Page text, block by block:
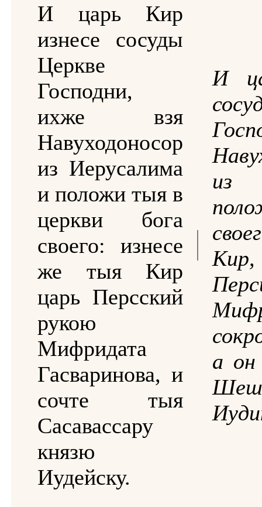
И царь Кир
изнесе сосуды
Церкве
Господни,
ихже взя
Навуходоносор
из Иерусалима
и положи тыя в
церкви бога
своего: изнесе
же тыя Кир
царь Персский
рукою
Мифридата
Гасваринова, и
сочте тыя
Сасавассару
князю
Иудейску.
И
из
а он